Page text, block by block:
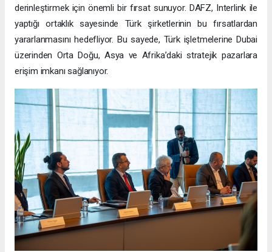
derinleştirmek için önemli bir fırsat sunuyor. DAFZ, Interlink ile
yaptığı ortaklık sayesinde Türk şirketlerinin bu fırsatlardan
yararlanmasını hedefliyor. Bu sayede, Türk işletmelerine Dubai
üzerinden Orta Doğu, Asya ve Afrika’daki stratejik pazarlara
erişim imkanı sağlanıyor.